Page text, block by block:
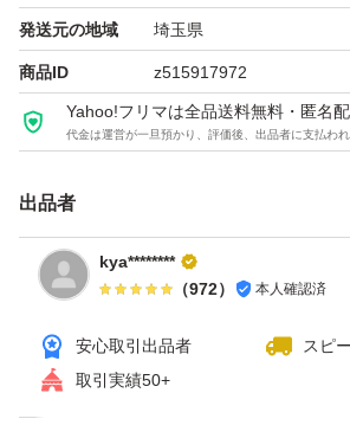
サポート終了に伴うセキュリティリス
札ください。
・Windows Millennium Edition CD-ROM
・正規のプロダクトキーラベル付き
・各種マニュアル類
●注意事項：
発送元の地域 埼玉県
商品ID z515917972
Yahoo!フリマは全品送料無料・匿名
代金は運営が一旦預かり、評価後、出品者に支払わ
出品者
kya********
（972） 本人確認済
安心取引出品者
スピ
取引実績50+